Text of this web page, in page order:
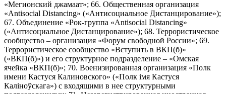
«Мегионский джамаат»; 66. Общественная организация
«Antisocial Distancing» («Антисоциальное Дистанцирование»);
67. Объединение «Рок-группа «Antisocial Distancing»
(«Антисоциальное Дистанцирование»); 68. Террористическое
сообщество – организация «Форум свободной России»; 69.
Террористическое сообщество «Вступить в ВКП(б)»
(«ВКП(б)») и его структурное подразделение – «Омская
ячейка «ВКП(б)»; 70. Военизированная организация «Полк
имени Кастуся Калиновского» («Полк iмя Кастуся
Калiноўскага») с входящими в нее структурными